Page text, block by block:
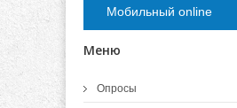
Мобильный online
Меню
Опросы